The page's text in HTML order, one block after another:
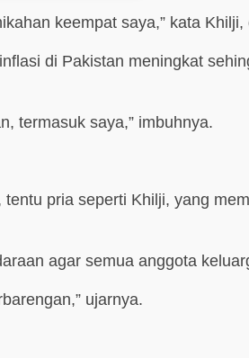
keempat saya,” kata
di Pakistan meningkat
termasuk saya,” imbuhnya.
pria seperti Khilji, yang
agar semua anggota
ujarnya.